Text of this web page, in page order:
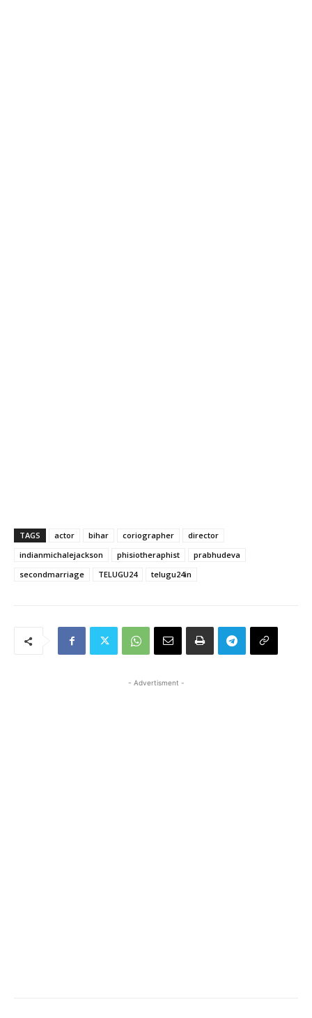
TAGS actor bihar coriographer
director
indianmichalejackson
phisiotheraphist
prabhudeva
secondmarriage
TELUGU24 telugu24in
- Advertisment -